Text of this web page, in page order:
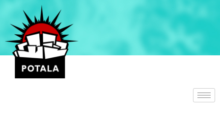
Přeskočit
obsah